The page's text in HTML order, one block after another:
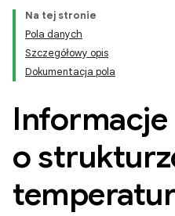
Na tej stronie
Pola danych
Szczegółowy opis
Dokumentacja pola
Informacje
o